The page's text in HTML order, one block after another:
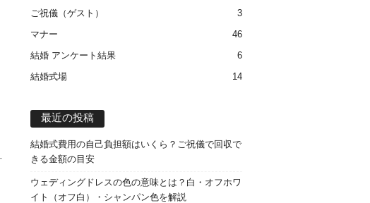
ご祝儀（ゲスト）
3
マナー
46
結婚 アンケート結果
6
結婚式場
14
最近の投稿
結婚式費用の自己負担額はいくら？ご祝儀で回収で
きる金額の目安
ウェディングドレスの色の意味とは？白・オフホワ
イト（オフ白）・シャンパン色を解説